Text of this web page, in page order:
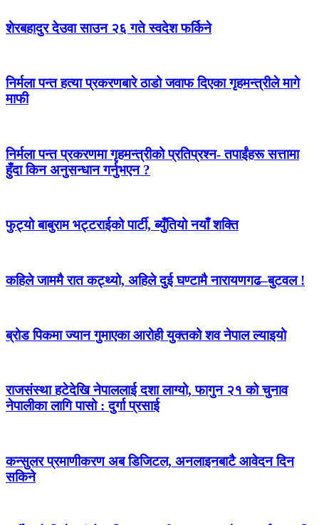
शेरबहादुर देउवा साउन २६ गते स्वदेश फर्किने
निर्मला पन्त हत्या प्रकरणबारे ठाडो जवाफ दिएका गृहमन्त्रीले मागे
माफी
निर्मला पन्त प्रकरणमा गृहमन्त्रीको प्रतिप्रश्न- तपाईंहरू सत्तामा
हुँदा किन अनुसन्धान गर्नुभएन ?
फुट्यो बाबुराम भट्टराईको पार्टी, ब्युँतियो नयाँ शक्ति
कहिले जाममै रात कट्थ्यो, अहिले दुई घण्टामै नारायणगढ–बुटवल !
ब्रोड पिकमा ज्यान गुमाएका आरोही युक्तको शव नेपाल ल्याइयो
राजसंस्था हटेदेखि नेपाललाई दशा लाग्यो, फागुन २१ को चुनाव
नेपालीका लागि पासो : दुर्गा प्रसाई
कन्सुलर प्रमाणीकरण अब डिजिटल, अनलाइनबाटै आवेदन दिन
सकिने